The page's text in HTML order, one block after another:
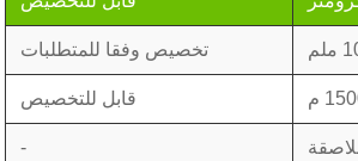
تخصيص وفقا للمتطلبات
قابل للتخصيص
-